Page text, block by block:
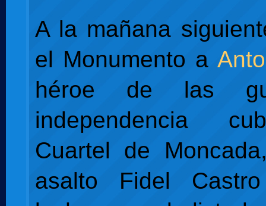
A la mañana
el Monumento a
héroe de las
independencia
Cuartel de
asalto Fidel